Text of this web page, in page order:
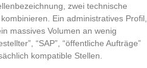
zwei technische
Ein administratives Profil,
massives Volumen an wenig
“SAP”, “öffentliche Aufträge”
kompatible Stellen.